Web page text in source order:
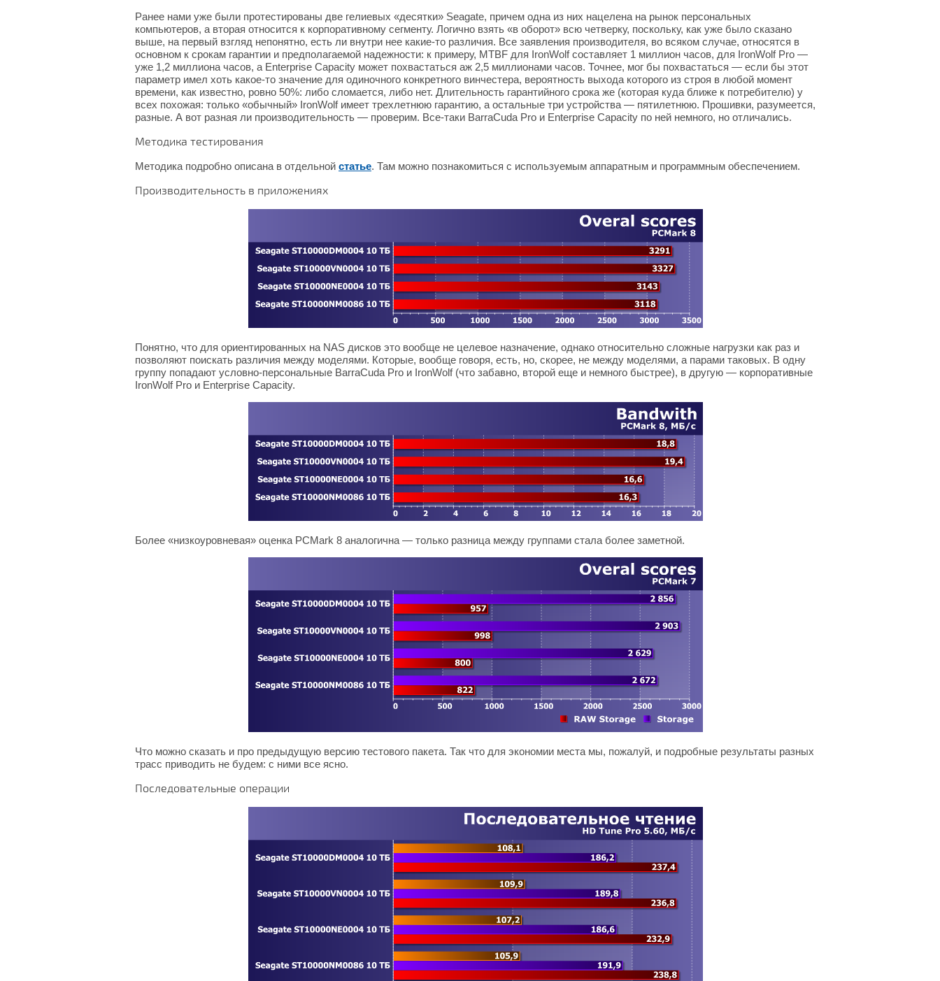
Ранее нами уже были протестированы две гелиевых «десятки» Seagate, причем одна из них нацелена на рынок персональных
компьютеров, а вторая относится к корпоративному сегменту. Логично взять «в оборот» всю четверку, поскольку, как уже было сказано
выше, на первый взгляд непонятно, есть ли внутри нее какие-то различия. Все заявления производителя, во всяком случае, относятся в
основном к срокам гарантии и предполагаемой надежности: к примеру, MTBF для IronWolf составляет 1 миллион часов, для IronWolf Pro —
уже 1,2 миллиона часов, а Enterprise Capacity может похвастаться аж 2,5 миллионами часов. Точнее, мог бы похвастаться — если бы этот
параметр имел хоть какое-то значение для одиночного конкретного винчестера, вероятность выхода которого из строя в любой момент
времени, как известно, ровно 50%: либо сломается, либо нет. Длительность гарантийного срока же (которая куда ближе к потребителю) у
всех похожая: только «обычный» IronWolf имеет трехлетнюю гарантию, а остальные три устройства — пятилетнюю. Прошивки, разумеется,
разные. А вот разная ли производительность — проверим. Все-таки BarraCuda Pro и Enterprise Capacity по ней немного, но отличались.
Методика тестирования
Методика подробно описана в отдельной статье. Там можно познакомиться с используемым аппаратным и программным обеспечением.
Производительность в приложениях
Понятно, что для ориентированных на NAS дисков это вообще не целевое назначение, однако относительно сложные нагрузки как раз и
позволяют поискать различия между моделями. Которые, вообще говоря, есть, но, скорее, не между моделями, а парами таковых. В одну
группу попадают условно-персональные BarraCuda Pro и IronWolf (что забавно, второй еще и немного быстрее), в другую — корпоративные
IronWolf Pro и Enterprise Capacity.
Более «низкоуровневая» оценка PCMark 8 аналогична — только разница между группами стала более заметной.
Что можно сказать и про предыдущую версию тестового пакета. Так что для экономии места мы, пожалуй, и подробные результаты разных
трасс приводить не будем: с ними все ясно.
Последовательные операции